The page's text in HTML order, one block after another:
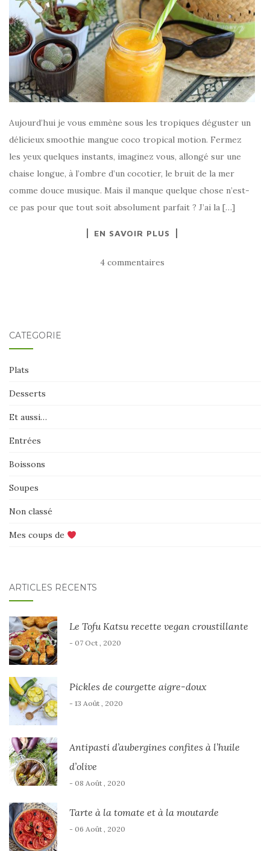
Aujourd’hui je vous emmène sous les tropiques déguster un
délicieux smoothie mangue coco tropical motion. Fermez
les yeux quelques instants, imaginez vous, allongé sur une
chaise longue, à l’ombre d’un cocotier, le bruit de la mer
comme douce musique. Mais il manque quelque chose n’est-
ce pas pour que tout soit absolument parfait ? J’ai la […]
EN SAVOIR PLUS
4 commentaires
CATÉGORIE
Plats
Desserts
Et aussi…
Entrées
Boissons
Soupes
Non classé
Mes coups de
ARTICLES RÉCENTS
Le Tofu Katsu recette vegan croustillante
- 07 Oct , 2020
Pickles de courgette aigre-doux
- 13 Août , 2020
Antipasti d’aubergines confites à l’huile
d’olive
- 08 Août , 2020
Tarte à la tomate et à la moutarde
- 06 Août , 2020